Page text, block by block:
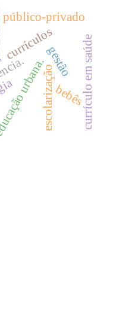
currículos
.gestão
escolarização
público-privado
bebêscurrículo em saúde